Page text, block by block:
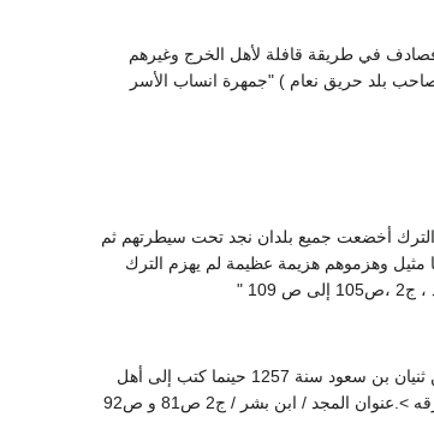
سار سعود بن عبدالعزيزإلى الخرج فصادف في طريقة قافلة لأهل الخرج وغيرهم
بلد حريق نعام ) "جمهرة انساب الأسر
الترك أخضعت جميع بلدان نجد تحت سيطرتهم ثم
مثيل وهزموهم هزيمة عظيمة لم يهزم الترك
"
كان ممن ناوأ الأتراك مع الإمام فيصل بن تركي سنة 1254هـ ومع عبدالله بن ثنيان سنة 1257 هـ ووقف مع عبدالله بن ثنيان بن سعود سنة 1257 حينما كتب إلى أهل
المجد / ابن بشر / ج2 ص81 و ص92